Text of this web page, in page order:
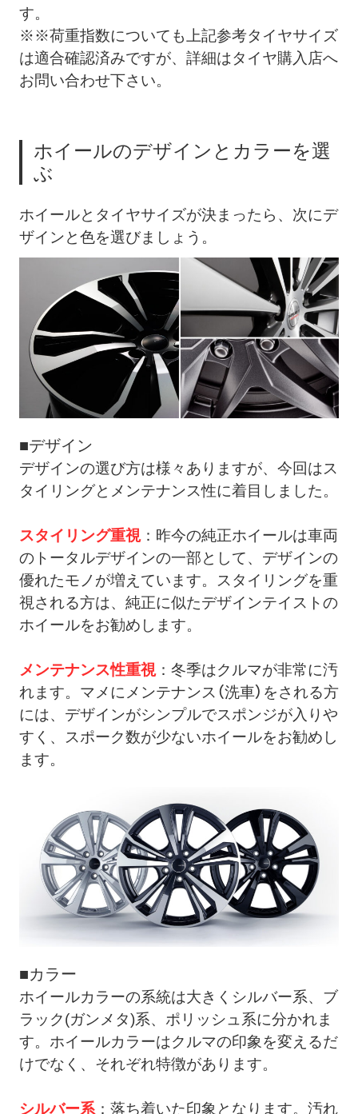
す。
※※荷重指数についても上記参考タイヤサイズ
は適合確認済みですが、詳細はタイヤ購入店へ
お問い合わせ下さい。
ホイールのデザインとカラーを選
ぶ
ホイールとタイヤサイズが決まったら、次にデ
ザインと色を選びましょう。
■デザイン
デザインの選び方は様々ありますが、今回はス
タイリングとメンテナンス性に着目しました。
スタイリング重視：昨今の純正ホイールは車両
のトータルデザインの一部として、デザインの
優れたモノが増えています。スタイリングを重
視される方は、純正に似たデザインテイストの
ホイールをお勧めします。
メンテナンス性重視：冬季はクルマが非常に汚
れます。マメにメンテナンス（洗車）をされる方
には、デザインがシンプルでスポンジが入りや
すく、スポーク数が少ないホイールをお勧めし
ます。
■カラー
ホイールカラーの系統は大きくシルバー系、ブ
ラック(ガンメタ)系、ポリッシュ系に分かれま
す。ホイールカラーはクルマの印象を変えるだ
けでなく、それぞれ特徴があります。
シルバー系：落ち着いた印象となります。汚れ